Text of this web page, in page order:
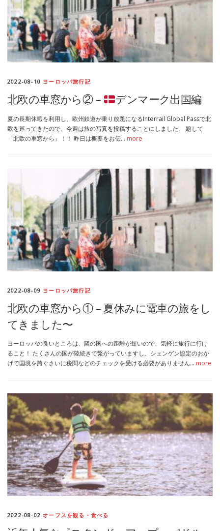
2022-08-10 ヨーロッパ旅行記
北欧の車窓から② – デンマーク出国編
夏の長期休暇を利用し、欧州鉄道が乗り放題になるInterrail Global Passで北
欧を巡ってきたので、今週は旅の写真を投稿することにしました。 題して
「北欧の車窓から」！！ 昨日は概要をお伝… more
2022-08-09 ヨーロッパ旅行記
北欧の車窓から① – 夏休みに電車の旅をし
てきました〜
ヨーロッパの良いところは、隣の国への距離が短いので、気軽に旅行に行け
ること！ たくさんの国が陸続きで繋がっていますし、シェンゲン協定のおか
げで国境を跨ぐさいに税関などのチェックを受ける必要がありません… more
2022-08-02 オーフスを観る・食べる